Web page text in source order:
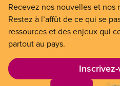
Recevez nos nouvelles et nos
Restez à l’affût de ce qui se
ressources et des enjeux qui
partout au pays.